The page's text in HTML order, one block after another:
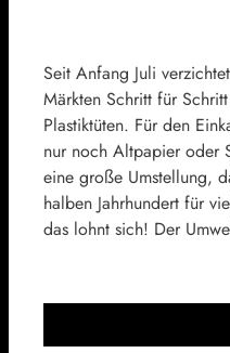
Seit Anfang Juli
Märkten Schritt für
Plastiktüten. Für den
nur noch Altpapier oder
eine große Umstellung,
halben Jahrhundert für
das lohnt sich! Der